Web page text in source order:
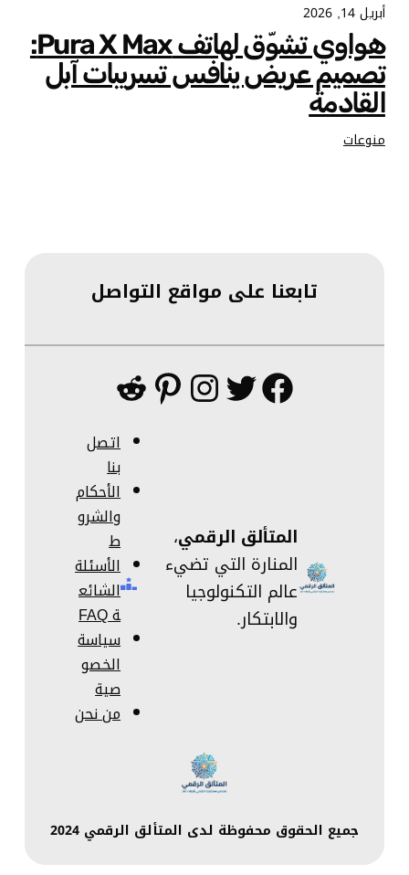
أبريل 14, 2026
هواوي تشوّق لهاتف Pura X Max:
تصميم عريض ينافس تسريبات آبل
القادمة
منوعات
تابعنا على مواقع التواصل
فيسبوك
تويترإنستجرام
بينتريست
ريديت
المتألق الرقمي،
المنارة التي تضيء
عالم التكنولوجيا
والابتكار.
اتصل
بنا
الأحكام
والشرو
ط
الأسئلة
الشائع
ة FAQ
سياسة
الخصو
صية
من نحن
جميع الحقوق محفوظة لدى المتألق الرقمي 2024